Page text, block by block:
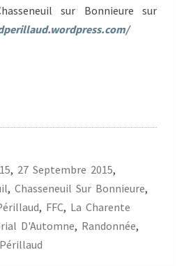
sur Bonnieure sur
, 27 Septembre 2015,
, Chasseneuil Sur Bonnieure,
, FFC, La Charente
D'Automne, Randonnée,